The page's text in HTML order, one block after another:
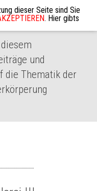
und
die Thematik der
dieser Seite sind Sie
. Hier gibts